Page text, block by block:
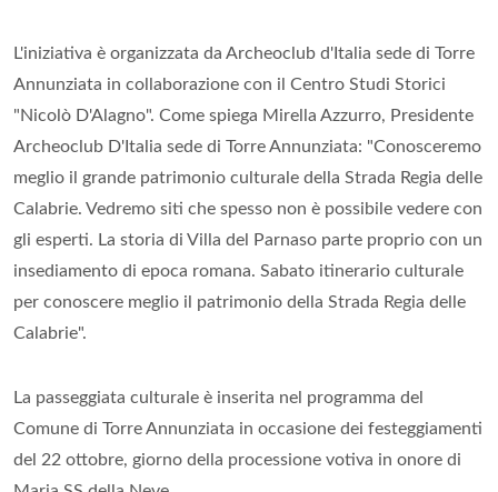
L'iniziativa è organizzata da Archeoclub d'Italia sede di Torre
Annunziata in collaborazione con il Centro Studi Storici
"Nicolò D'Alagno". Come spiega Mirella Azzurro, Presidente
Archeoclub D'Italia sede di Torre Annunziata: "Conosceremo
meglio il grande patrimonio culturale della Strada Regia delle
Calabrie. Vedremo siti che spesso non è possibile vedere con
gli esperti. La storia di Villa del Parnaso parte proprio con un
insediamento di epoca romana. Sabato itinerario culturale
per conoscere meglio il patrimonio della Strada Regia delle
Calabrie".
La passeggiata culturale è inserita nel programma del
Comune di Torre Annunziata in occasione dei festeggiamenti
del 22 ottobre, giorno della processione votiva in onore di